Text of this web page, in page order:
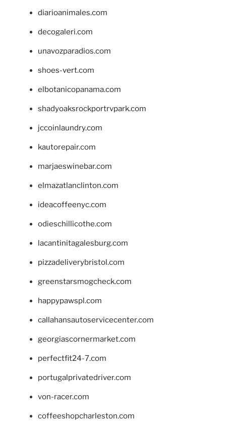
diarioanimales.com
decogaleri.com
unavozparadios.com
shoes-vert.com
elbotanicopanama.com
shadyoaksrockportrvpark.com
jccoinlaundry.com
kautorepair.com
marjaeswinebar.com
elmazatlanclinton.com
ideacoffeenyc.com
odieschillicothe.com
lacantinitagalesburg.com
pizzadeliverybristol.com
greenstarsmogcheck.com
happypawspl.com
callahansautoservicecenter.com
georgiascornermarket.com
perfectfit24-7.com
portugalprivatedriver.com
von-racer.com
coffeeshopcharleston.com